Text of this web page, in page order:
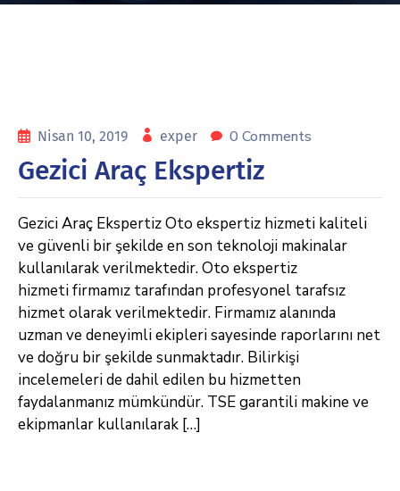
Nisan 10, 2019 exper 0 Comments
Gezici Araç Ekspertiz
Gezici Araç Ekspertiz Oto ekspertiz hizmeti kaliteli
ve güvenli bir şekilde en son teknoloji makinalar
kullanılarak verilmektedir. Oto ekspertiz
hizmeti firmamız tarafından profesyonel tarafsız
hizmet olarak verilmektedir. Firmamız alanında
uzman ve deneyimli ekipleri sayesinde raporlarını net
ve doğru bir şekilde sunmaktadır. Bilirkişi
incelemeleri de dahil edilen bu hizmetten
faydalanmanız mümkündür. TSE garantili makine ve
ekipmanlar kullanılarak […]